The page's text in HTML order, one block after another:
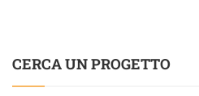
CERCA UN PROGETTO